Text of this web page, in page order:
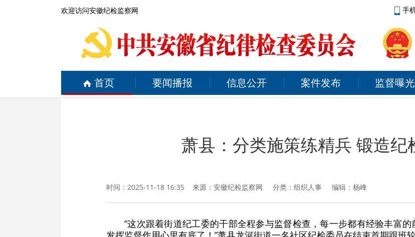
欢迎访问安徽纪检监察网 手
首页 要闻播报 信息公开 案件发布 监督曝光
萧县：分类施策练精兵 锻造纪
时间：2025-11-18 16:35 来源： 安徽纪检监察网 分类：组织人事 编辑：杨峰
“这次跟着街道纪工委的干部全程参与监督检查，每一步都有经验丰富